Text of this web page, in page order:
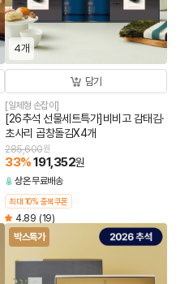
4개
담기
[일체형 손잡이]
[26추석 선물세트특가]비비고 감태김·
초사리 곱창돌김X4개
285,600원
33%191,352원
상온무료배송
최대 10% 중복쿠폰
4.89 (19)
박스특가